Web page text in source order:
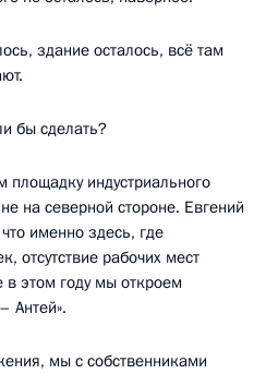
здание осталось, всё там
бы сделать?
индустриального
на северной стороне. Евгений
именно здесь, где
отсутствие рабочих мест
в этом году мы откроем
Антей».
мы с собственниками